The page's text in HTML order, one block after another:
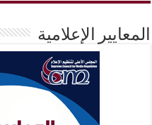
المعايير الإعلامية